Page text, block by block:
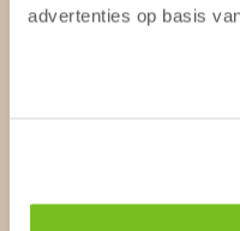
advertenties op basis